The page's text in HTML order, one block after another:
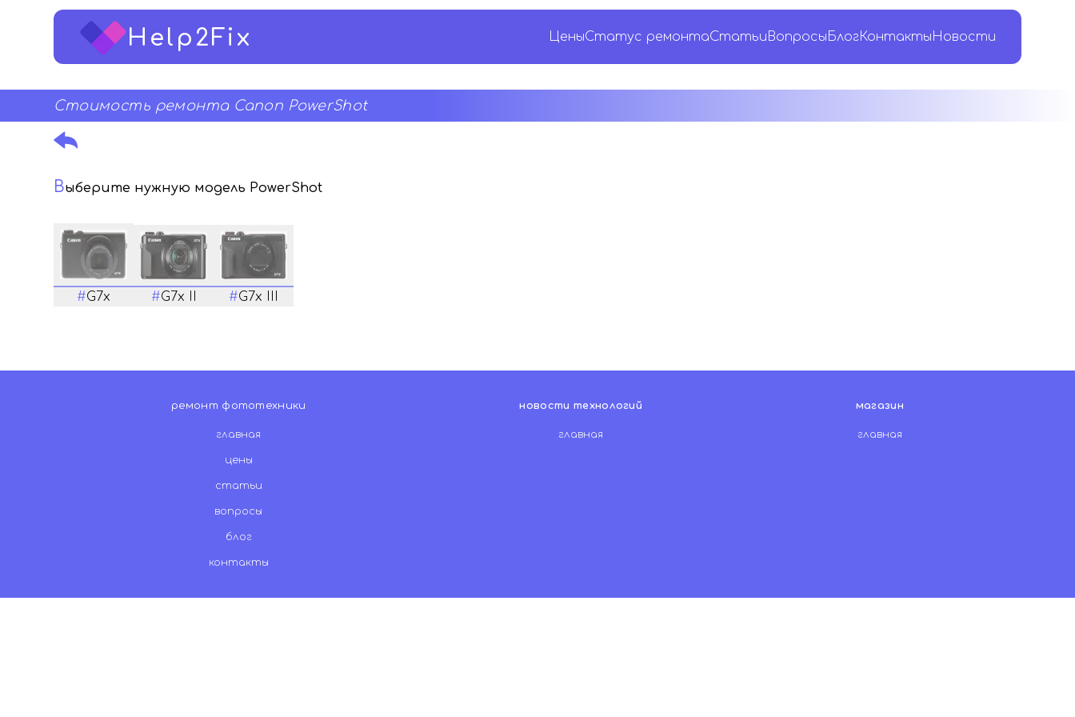
Help2Fix ЦеныСтатус ремонтаСтатьи Вопросы БлогКонтактыНовости
Стоимость ремонта Canon PowerShot
Выберите нужную модель PowerShot
#G7x #G7x II #G7x III
ремонт фототехники
главная
цены
статьи
вопросы
блог
контакты
новости технологий
главная
магазин
главная